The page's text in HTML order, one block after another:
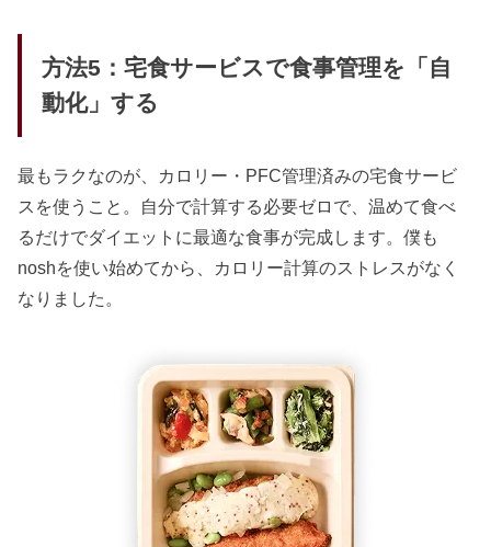
方法5：宅食サービスで食事管理を「自
動化」する
最もラクなのが、カロリー・PFC管理済みの宅食サービ
スを使うこと。自分で計算する必要ゼロで、温めて食べ
るだけでダイエットに最適な食事が完成します。僕も
noshを使い始めてから、カロリー計算のストレスがなく
なりました。